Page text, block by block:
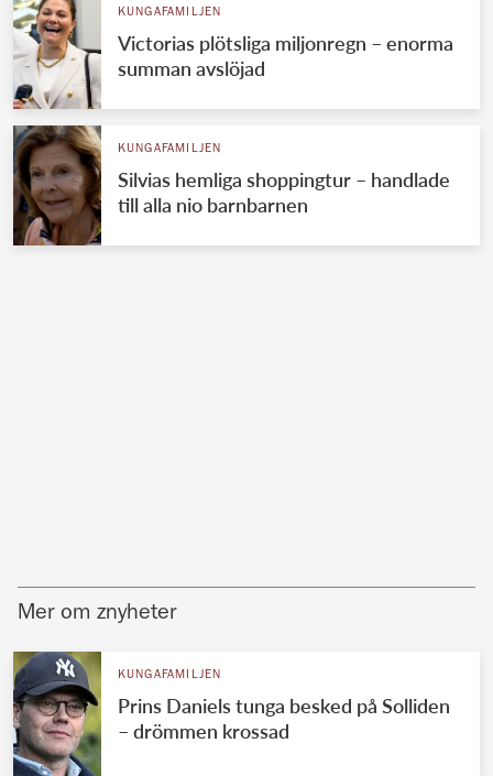
KUNGAFAMILJEN
Victorias plötsliga miljonregn – enorma
summan avslöjad
KUNGAFAMILJEN
Silvias hemliga shoppingtur – handlade
till alla nio barnbarnen
Mer om znyheter
KUNGAFAMILJEN
Prins Daniels tunga besked på Solliden
– drömmen krossad